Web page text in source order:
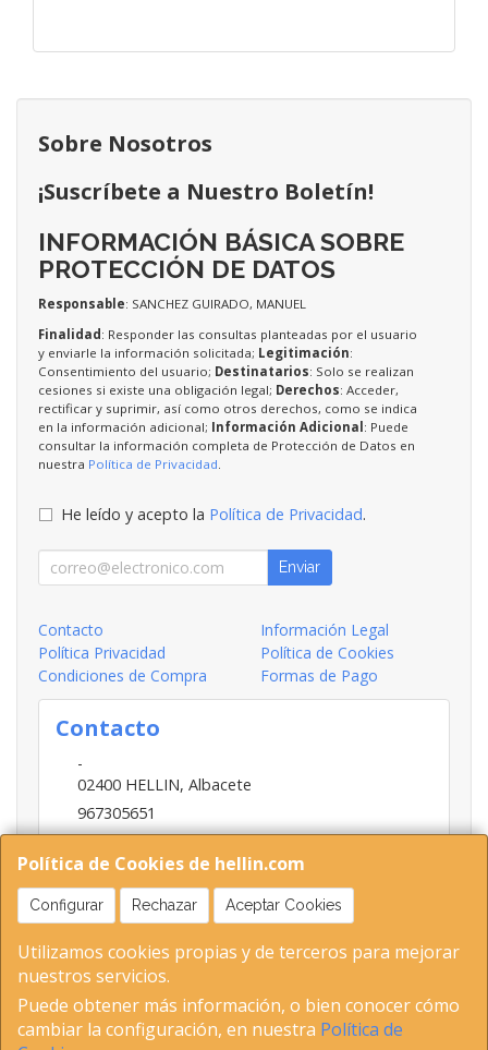
Política de Cookies de hellin.com
Configurar Rechazar Aceptar Cookies
Utilizamos cookies propias y de terceros para mejorar
nuestros servicios.
Puede obtener más información, o bien conocer cómo
cambiar la configuración, en nuestra Política de
Sobre Nosotros
¡Suscríbete a Nuestro Boletín!
INFORMACIÓN BÁSICA SOBRE
PROTECCIÓN DE DATOS
Responsable: SANCHEZ GUIRADO, MANUEL
Finalidad: Responder las consultas planteadas por el usuario
y enviarle la información solicitada; Legitimación:
Consentimiento del usuario; Destinatarios: Solo se realizan
cesiones si existe una obligación legal; Derechos: Acceder,
rectificar y suprimir, así como otros derechos, como se indica
en la información adicional; Información Adicional: Puede
consultar la información completa de Protección de Datos en
nuestra Política de Privacidad
He leído y acepto la Política de Privacidad.
Enviar
Contacto
Información Legal
Política Privacidad
Política de Cookies
Condiciones de Compra
Formas de Pago
Contacto
-
02400 HELLIN, Albacete
967305651
INFO@HELLIN.COM
Horario
09:00-13:30; 16:30-20:30
02400 Hellin (Albacete ) Tel 653893802-967305651 C.I.F-